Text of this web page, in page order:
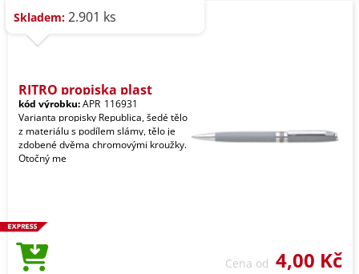
Skladem: 2.901 ks
RITRO propiska plast
kód výrobku:APR_116931
Varianta propisky Republica, šedé tělo
z materiálu s podílem slámy, tělo je
zdobené dvěma chromovými kroužky.
Otočný me
Cena od 4,00 Kč